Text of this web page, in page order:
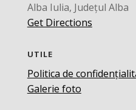
Alba Iulia, Județul Alba
Get Directions
UTILE
Politica de
Galerie foto